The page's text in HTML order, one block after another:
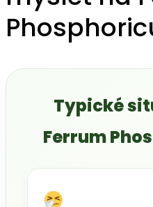
Typické
Ferrum